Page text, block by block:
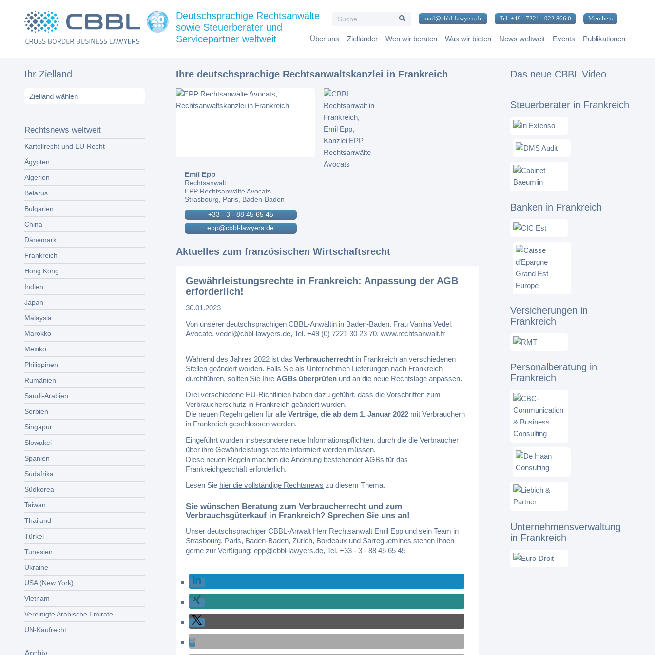
for:
Search Button
mail@cbbl-lawyers.de Tel. +49 - 7221 - 922 866 0 Members
Über uns Zielländer Wen wir beraten Was wir bieten News weltweit Events Publikationen
Deutschsprachige Rechtsanwälte
sowie Steuerberater und
Servicepartner weltweit
Ihr Zielland
Rechtsnews weltweit
Kartellrecht und EU-Recht
Ägypten
Algerien
Belarus
Bulgarien
China
Dänemark
Frankreich
Hong Kong
Indien
Japan
Malaysia
Marokko
Mexiko
Philippinen
Rumänien
Saudi-Arabien
Serbien
Singapur
Slowakei
Spanien
Südafrika
Südkorea
Taiwan
Thailand
Türkei
Tunesien
Ukraine
USA (New York)
Vietnam
Vereinigte Arabische Emirate
UN-Kaufrecht
Ihre deutschsprachige Rechtsanwaltskanzlei in Frankreich
Emil Epp
Rechtsanwalt
EPP Rechtsanwälte Avocats
Strasbourg, Paris, Baden-Baden
+33 - 3 - 88 45 65 45
epp@cbbl-lawyers.de
Aktuelles zum französischen Wirtschaftsrecht
Gewährleistungsrechte in Frankreich: Anpassung der AGB
erforderlich!
30.01.2023
Von unserer deutschsprachigen CBBL-Anwältin in Baden-Baden, Frau Vanina Vedel,
Avocate, vedel@cbbl-lawyers.de, Tel. +49 (0) 7221 30 23 70, www.rechtsanwalt.fr
Während des Jahres 2022 ist das Verbraucherrechtin Frankreich an verschiedenen
Stellen geändert worden. Falls Sie als Unternehmen Lieferungen nach Frankreich
durchführen, sollten Sie Ihre AGBs überprüfenund an die neue Rechtslage anpassen.
Drei verschiedene EU-Richtlinien haben dazu geführt, dass die Vorschriften zum
Verbraucherschutz in Frankreich geändert wurden.
Die neuen Regeln gelten für alle Verträge, die ab dem 1. Januar 2022mit Verbrauchern
in Frankreich geschlossen werden.
Eingeführt wurden insbesondere neue Informationspflichten, durch die die Verbraucher
über ihre Gewährleistungsrechte informiert werden müssen.
Diese neuen Regeln machen die Änderung bestehender AGBs für das
Frankreichgeschäft erforderlich.
Lesen Sie hier die vollständige Rechtsnews zu diesem Thema.
Sie wünschen Beratung zum Verbraucherrecht und zum
Verbrauchsgüterkauf in Frankreich? Sprechen Sie uns an!
Unser deutschsprachiger CBBL-Anwalt Herr Rechtsanwalt Emil Epp und sein Team in
Strasbourg, Paris, Baden-Baden, Zürich, Bordeaux und Sarreguemines stehen Ihnen
gerne zur Verfügung: epp@cbbl-lawyers.de, Tel. +33 - 3 - 88 45 65 45
Das neue CBBL Video
Steuerberater in Frankreich
Banken in Frankreich
Versicherungen in
Frankreich
Personalberatung in
Frankreich
Unternehmensverwaltung
in Frankreich